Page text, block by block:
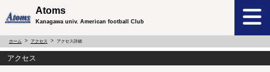
Atoms
Kanagawa univ. American football Club
ホーム アクセス アクセス詳細
アクセス